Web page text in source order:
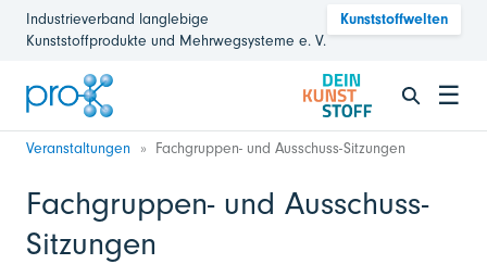
Industrieverband langlebige
Kunststoffprodukte und Mehrwegsysteme e. V.
Kunststoffwelten
☰
Veranstaltungen Fachgruppen- und Ausschuss-Sitzungen
Fachgruppen- und Ausschuss-
Sitzungen